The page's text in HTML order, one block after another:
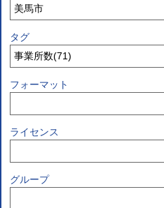
タグ
フォーマット
ライセンス
グループ